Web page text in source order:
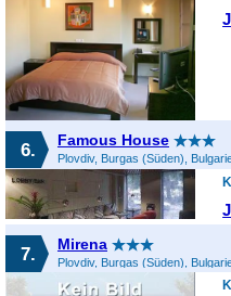
6. Famous House
Plovdiv, Burgas (Süden),
7. Mirena
Plovdiv, Burgas (Süden),